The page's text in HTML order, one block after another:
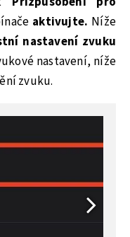
aktivujte. Níže
nastavení zvuku
nastavení, níže
zvuku.